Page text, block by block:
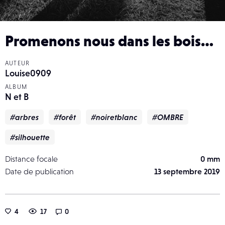
Promenons nous dans les bois…
AUTEUR
Louise0909
ALBUM
N et B
#arbres #forêt #noiretblanc #OMBRE
#silhouette
Distance focale
0 mm
Date de publication
13 septembre 2019
4 17 0